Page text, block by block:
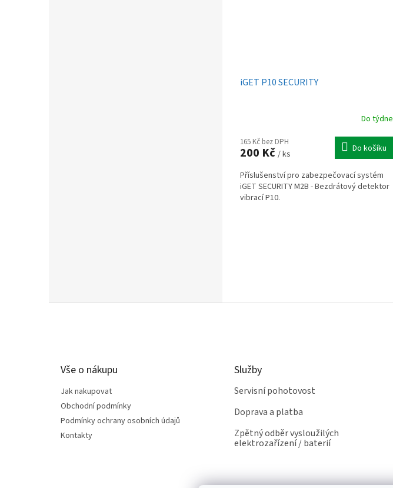
iGET P10 SECURITY
Do týdne
165 Kč bez DPH
200 Kč / ks Do košíku
Příslušenství pro zabezpečovací systém
iGET SECURITY M2B - Bezdrátový detektor
vibrací P10.
Vše o nákupu
Jak nakupovat
Obchodní podmínky
Podmínky ochrany osobních údajů
Kontakty
Služby
Servisní pohotovost
Doprava a platba
Zpětný odběr vysloužilých
elektrozařízení / baterií